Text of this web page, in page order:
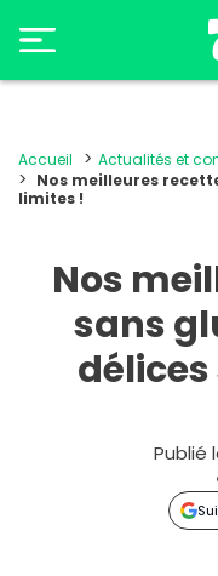
Accueil Actualités et
Nos meilleures
limites !
Nos
sans
Publié